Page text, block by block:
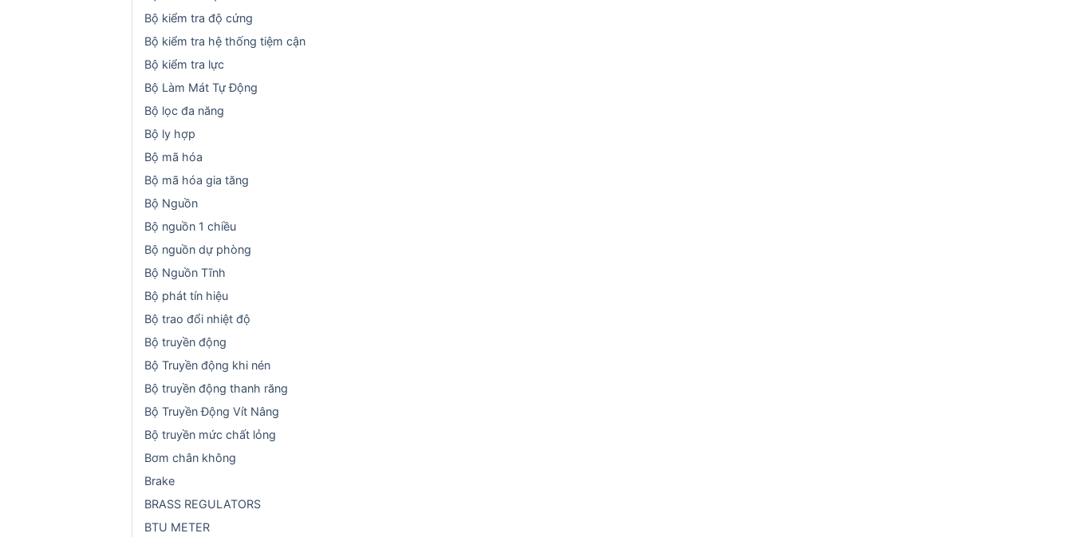
Bộ kiểm tra độ cứng
Bộ kiểm tra hệ thống tiệm cận
Bộ kiểm tra lực
Bộ Làm Mát Tự Động
Bộ lọc đa năng
Bộ ly hợp
Bộ mã hóa
Bộ mã hóa gia tăng
Bộ Nguồn
Bộ nguồn 1 chiều
Bộ nguồn dự phòng
Bộ Nguồn Tĩnh
Bộ phát tín hiệu
Bộ trao đổi nhiệt độ
Bộ truyền động
Bộ Truyền động khi nén
Bộ truyền động thanh răng
Bộ Truyền Động Vít Nâng
Bộ truyền mức chất lỏng
Bơm chân không
Brake
BRASS REGULATORS
BTU METER